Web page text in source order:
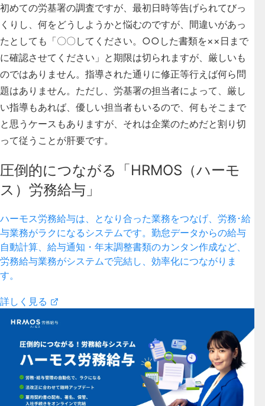
初めての労基署の調査ですが、最初日時等告げられてびっ
くりし、何をどうしようかと悩むのですが、間違いがあっ
たとしても「〇〇してください。○○した書類を××日まで
に確認させてください」と期限は切られますが、厳しいも
のではありません。指導された通りに修正等行えば何ら問
題はありません。ただし、労基署の担当者によって、厳し
い指導もあれば、優しい担当者もいるので、何もそこまで
と思うケースもありますが、それは企業のためだと割り切
って従うことが肝要です。
圧倒的につながる「HRMOS（ハーモ
ス）労務給与」
ハーモス労務給与は、となり合った業務をつなげ、労務･給
与業務がラクになるシステムです。勤怠データからの給与
自動計算、給与通知・年末調整書類のカンタン作成など、
労務給与業務がシステムで完結し、効率化につながりま
す。
詳しく見る